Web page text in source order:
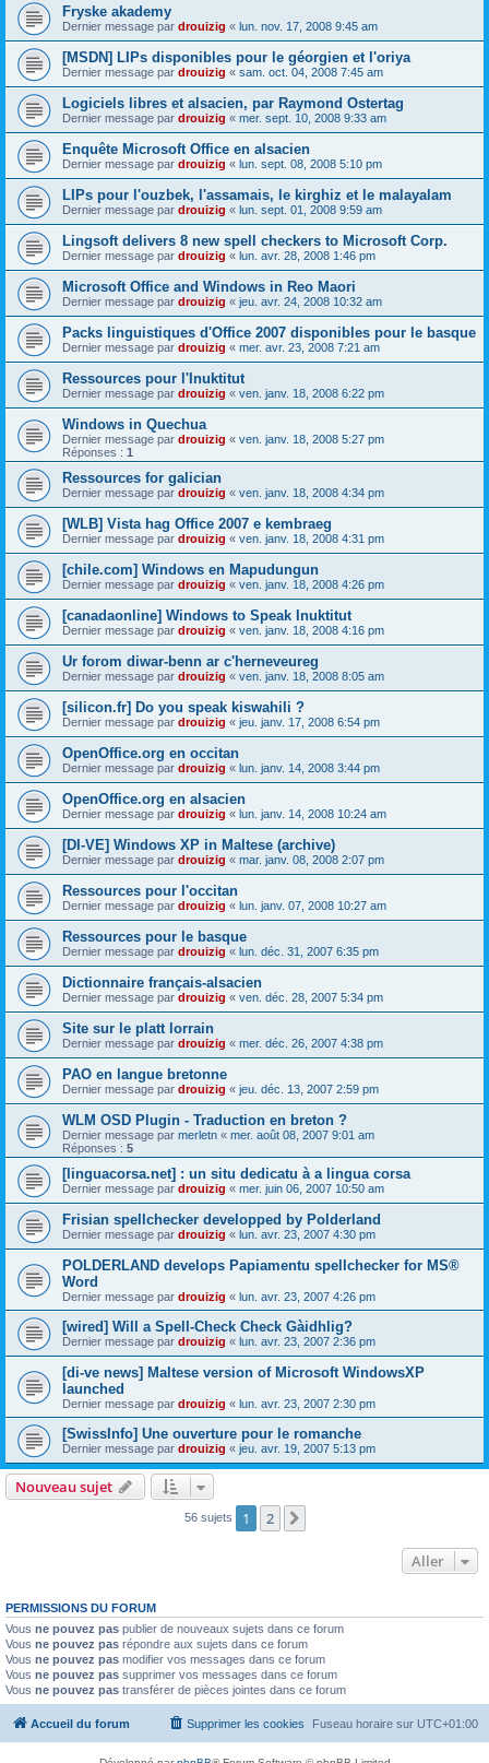
Fryske akademy
Dernier message par drouizig « lun. nov. 17, 2008 9:45 am
[MSDN] LIPs disponibles pour le géorgien et l'oriya
Dernier message par drouizig « sam. oct. 04, 2008 7:45 am
Logiciels libres et alsacien, par Raymond Ostertag
Dernier message par drouizig « mer. sept. 10, 2008 9:33 am
Enquête Microsoft Office en alsacien
Dernier message par drouizig « lun. sept. 08, 2008 5:10 pm
LIPs pour l'ouzbek, l'assamais, le kirghiz et le malayalam
Dernier message par drouizig « lun. sept. 01, 2008 9:59 am
Lingsoft delivers 8 new spell checkers to Microsoft Corp.
Dernier message par drouizig « lun. avr. 28, 2008 1:46 pm
Microsoft Office and Windows in Reo Maori
Dernier message par drouizig « jeu. avr. 24, 2008 10:32 am
Packs linguistiques d'Office 2007 disponibles pour le basque
Dernier message par drouizig « mer. avr. 23, 2008 7:21 am
Ressources pour l'Inuktitut
Dernier message par drouizig « ven. janv. 18, 2008 6:22 pm
Windows in Quechua
Dernier message par drouizig « ven. janv. 18, 2008 5:27 pm
Réponses : 1
Ressources for galician
Dernier message par drouizig « ven. janv. 18, 2008 4:34 pm
[WLB] Vista hag Office 2007 e kembraeg
Dernier message par drouizig « ven. janv. 18, 2008 4:31 pm
[chile.com] Windows en Mapudungun
Dernier message par drouizig « ven. janv. 18, 2008 4:26 pm
[canadaonline] Windows to Speak Inuktitut
Dernier message par drouizig « ven. janv. 18, 2008 4:16 pm
Ur forom diwar-benn ar c'herneveureg
Dernier message par drouizig « ven. janv. 18, 2008 8:05 am
[silicon.fr] Do you speak kiswahili ?
Dernier message par drouizig « jeu. janv. 17, 2008 6:54 pm
OpenOffice.org en occitan
Dernier message par drouizig « lun. janv. 14, 2008 3:44 pm
OpenOffice.org en alsacien
Dernier message par drouizig « lun. janv. 14, 2008 10:24 am
[DI-VE] Windows XP in Maltese (archive)
Dernier message par drouizig « mar. janv. 08, 2008 2:07 pm
Ressources pour l'occitan
Dernier message par drouizig « lun. janv. 07, 2008 10:27 am
Ressources pour le basque
Dernier message par drouizig « lun. déc. 31, 2007 6:35 pm
Dictionnaire français-alsacien
Dernier message par drouizig « ven. déc. 28, 2007 5:34 pm
Site sur le platt lorrain
Dernier message par drouizig « mer. déc. 26, 2007 4:38 pm
PAO en langue bretonne
Dernier message par drouizig « jeu. déc. 13, 2007 2:59 pm
WLM OSD Plugin - Traduction en breton ?
Dernier message par merletn « mer. août 08, 2007 9:01 am
Réponses : 5
[linguacorsa.net] : un situ dedicatu à a lingua corsa
Dernier message par drouizig « mer. juin 06, 2007 10:50 am
Frisian spellchecker developped by Polderland
Dernier message par drouizig « lun. avr. 23, 2007 4:30 pm
POLDERLAND develops Papiamentu spellchecker for MS®
Word
Dernier message par drouizig « lun. avr. 23, 2007 4:26 pm
[wired] Will a Spell-Check Check Gàidhlig?
Dernier message par drouizig « lun. avr. 23, 2007 2:36 pm
[di-ve news] Maltese version of Microsoft WindowsXP
launched
Dernier message par drouizig « lun. avr. 23, 2007 2:30 pm
[SwissInfo] Une ouverture pour le romanche
Dernier message par drouizig « jeu. avr. 19, 2007 5:13 pm
Nouveau sujet
56 sujets 1 2
Aller
PERMISSIONS DU FORUM
Vous ne pouvez pas publier de nouveaux sujets dans ce forum
Vous ne pouvez pas répondre aux sujets dans ce forum
Vous ne pouvez pas modifier vos messages dans ce forum
Vous ne pouvez pas supprimer vos messages dans ce forum
Vous ne pouvez pas transférer de pièces jointes dans ce forum
Accueil du forum Fuseau horaire sur UTC+01:00
Supprimer les cookies